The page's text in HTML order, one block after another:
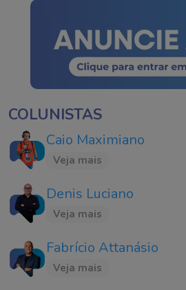
COLUNISTAS
Caio Maximiano
Veja mais
Denis Luciano
Veja mais
Fabrício Attanásio
Veja mais